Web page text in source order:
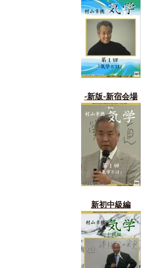
-新版-新宿会場
新初中級編